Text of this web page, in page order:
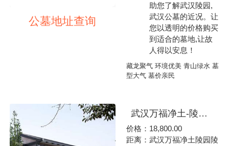
公墓地址查询
助您了解武汉陵园,
武汉公墓的近况。让
您以透明的价格购买
到适合的墓地,让故
人得以安息！
藏龙聚气 环境优美 青山绿水 墓
型大气 墓价亲民
武汉万福净土-陵园墓地公墓-参考价格表一览：1、特价双穴地墓，8800元起2、怡园墓地，价格25800元起3、福康园墓地，价格32800元起4、万安双穴树葬区墓地，价格39800元起5、万安十区墓地价格42800元起6、归尘境二区，45800元起、归尘境五区，55800元、归尘，58800元起7、福星园三区墓地，价格52800元起8、一叶兰舟墓地，价格52800元起9、清致园墓地，价格63800元起（本站内容及公墓价格仅供参考用，咨询电话027-88311211。）万福净土
价格： 18,800.00
距离：武汉万福净土陵园陵